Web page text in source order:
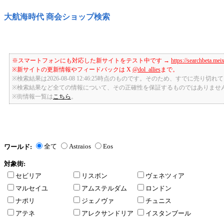
大航海時代 商会ショップ検索
※スマートフォンにも対応した新サイトをテスト中です → https://
※新サイトの更新情報やフィードバックは X @dol_alliesまで。
※検索結果は2026-08-08 12:46:25時点のものです。そのため、すでに売り切れ
※検索結果など全ての情報について、その正確性を保証するものではありませ
※街情報一覧は こちら
ワールド: 全て Astraios Eos
対象街:
セビリア
リスボン
ヴェネツィア
マルセイユ
アムステルダム
ロンドン
ナポリ
ジェノヴァ
チュニス
アテネ
アレクサンドリア
イスタンブール